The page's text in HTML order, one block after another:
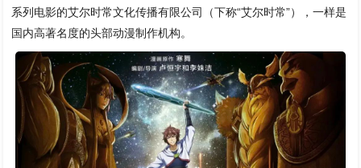
系列电影的艾尔时常文化传播有限公司（下称“艾尔时常”），一样是
国内高著名度的头部动漫制作机构。